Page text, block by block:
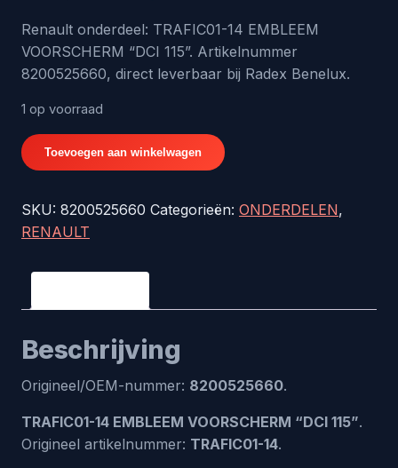
prijs
was:
prijs
is:
Renault onderdeel: TRAFIC01-14 EMBLEEM
VOORSCHERM “DCI 115”. Artikelnummer
8200525660, direct leverbaar bij Radex Benelux.
1 op voorraad
TRAFIC01-
14
VOORSCHERM
"DCI
8200525660
Toevoegen aan winkelwagen
SKU: 8200525660 Categorieën: ONDERDELEN,
RENAULT
Beschrijving
Origineel/OEM-nummer: 8200525660.
TRAFIC01-14 EMBLEEM VOORSCHERM “DCI 115”.
Origineel artikelnummer: TRAFIC01-14.